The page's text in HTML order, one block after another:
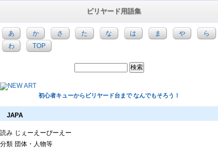
ビリヤード用語集
あ か さ た な は ま や
ら
わ
TOP
初心者キューからビリヤード台まで なんでもそろう！
JAPA
読み じぇーえーぴーえー
分類 団体・人物等